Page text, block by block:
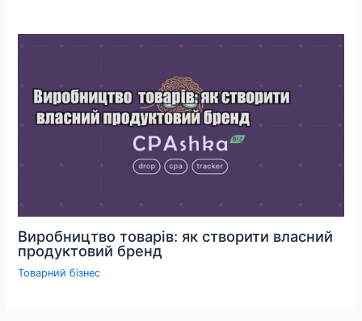
Виробництво товарів: як створити власний
продуктовий бренд
Товарний бізнес